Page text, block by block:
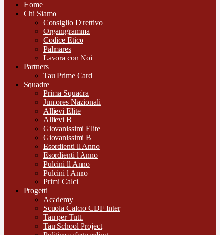
Home
Chi Siamo
Consiglio Direttivo
Organigramma
Codice Etico
Palmares
Lavora con Noi
Partners
Tau Prime Card
Squadre
Prima Squadra
Juniores Nazionali
Allievi Elite
Allievi B
Giovanissimi Elite
Giovanissimi B
Esordienti ll Anno
Esordienti l Anno
Pulcini ll Anno
Pulcini l Anno
Primi Calci
Progetti
Academy
Scuola Calcio CDF Inter
Tau per Tutti
Tau School Project